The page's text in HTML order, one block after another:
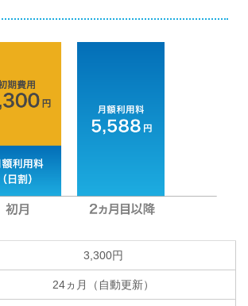
3,300円
24ヵ月（自動更新）